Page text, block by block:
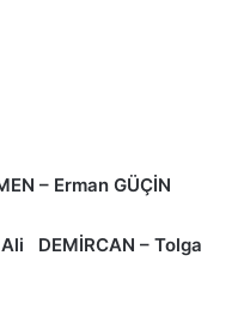
– Erman GÜÇİN
Ali DEMİRCAN – Tolga